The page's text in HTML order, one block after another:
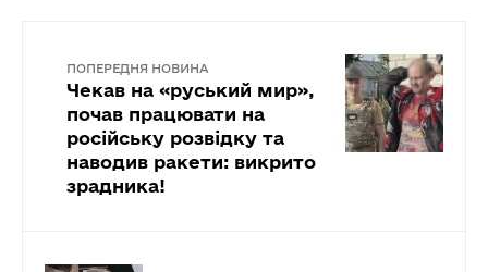
ПОПЕРЕДНЯ НОВИНА
Чекав на «руський мир»,
почав працювати на
російську розвідку та
наводив ракети: викрито
зрадника!